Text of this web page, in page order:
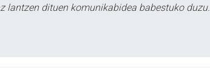
lantzen dituen komunikabidea babestuko duzu.